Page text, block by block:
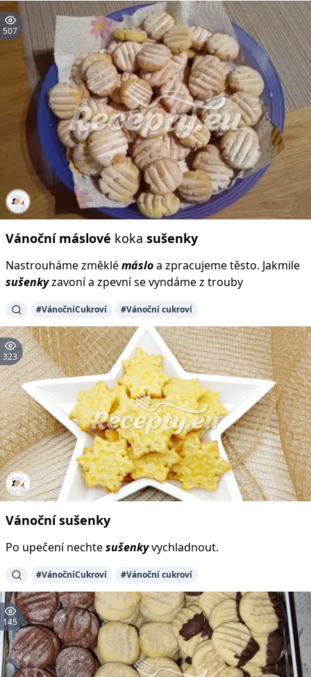
507
Vánoční máslové koka sušenky
Nastrouháme změklémásloa zpracujeme těsto. Jakmile
sušenkyzavoní a zpevní se vyndáme z trouby
#VánočníCukroví #Vánoční cukroví
323
Vánoční sušenky
Po upečení nechtesušenkyvychladnout.
#VánočníCukroví #Vánoční cukroví
145